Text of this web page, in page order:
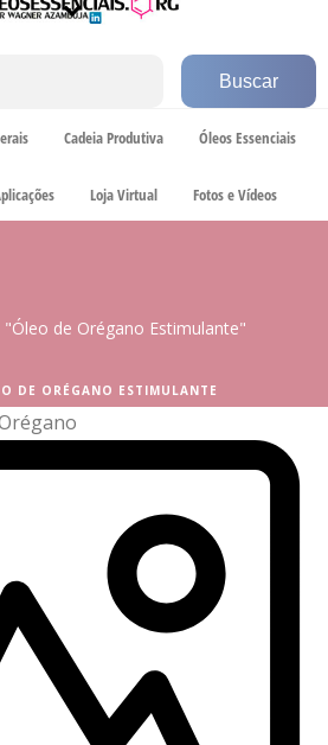
Cadeia Produtiva Óleos Essenciais
Loja Virtual Fotos e Vídeos
de Orégano Estimulante"
DE ORÉGANO ESTIMULANTE